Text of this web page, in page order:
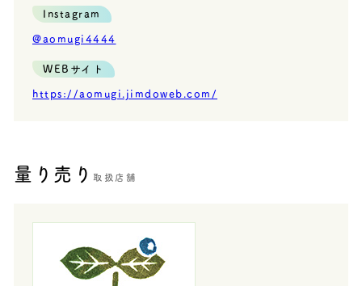
Instagram
@aomugi4444
WEBサイト
https://aomugi.jimdoweb.com/
量り売り 取扱店舗